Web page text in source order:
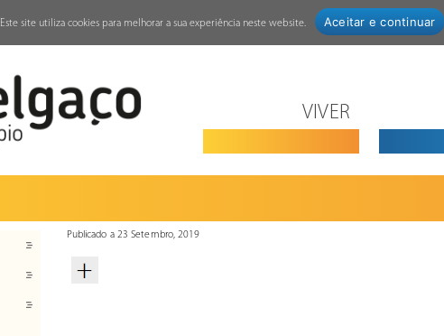
VIVER
Publicado a 23 Setembro, 2019
Este site utiliza cookies para melhorar a sua experiência neste website. Aceitar e continuar